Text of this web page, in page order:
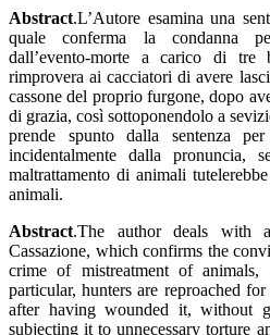
Abstract.L’Autore esamina una
quale conferma la condanna
dall’evento-morte a carico di tre
rimprovera ai cacciatori di avere
cassone del proprio furgone, dopo
di grazia, così sottoponendolo a
prende spunto dalla sentenza
incidentalmente dalla
maltrattamento di animali
animali.
Abstract.The author deals with
Cassazione, which confirms the
crime of mistreatment of
particular, hunters are reproached
after having wounded it, without
subjecting it to unnecessary torture